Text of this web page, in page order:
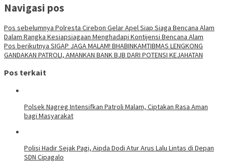
Navigasi pos
Pos sebelumnya Polresta Cirebon Gelar Apel Siap Siaga Bencana Alam
Dalam Rangka Kesiapsiagaan Menghadapi Kontijensi Bencana Alam
Pos berikutnya SIGAP JAGA MALAM! BHABINKAMTIBMAS LENGKONG
GANDAKAN PATROLI, AMANKAN BANK BJB DARI POTENSI KEJAHATAN
Pos terkait
Polsek Nagreg Intensifkan Patroli Malam, Ciptakan Rasa Aman
bagi Masyarakat
Polisi Hadir Sejak Pagi, Aipda Dodi Atur Arus Lalu Lintas di Depan
SDN Cipagalo